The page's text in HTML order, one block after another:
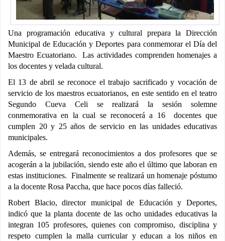
Una programación educativa y cultural prepara la Dirección
Municipal de Educación y Deportes para conmemorar el Día del
Maestro Ecuatoriano. Las actividades comprenden homenajes a
los docentes y velada cultural.
El 13 de abril se reconoce el trabajo sacrificado y vocación de
servicio de los maestros ecuatorianos, en este sentido en el teatro
Segundo Cueva Celi se realizará la sesión solemne
conmemorativa en la cual se reconocerá a 16 docentes que
cumplen 20 y 25 años de servicio en las unidades educativas
municipales.
Además, se entregará reconocimientos a dos profesores que se
acogerán a la jubilación, siendo este año el último que laboran en
estas instituciones. Finalmente se realizará un homenaje póstumo
a la docente Rosa Paccha, que hace pocos días falleció.
Robert Blacio, director municipal de Educación y Deportes,
indicó que la planta docente de las ocho unidades educativas la
integran 105 profesores, quienes con compromiso, disciplina y
respeto cumplen la malla curricular y educan a los niños en